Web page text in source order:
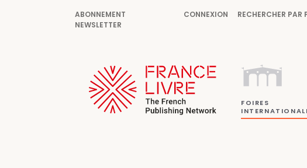
ABONNEMENT
NEWSLETTER
CONNEXION RECHERCHER PAR
FOIRES